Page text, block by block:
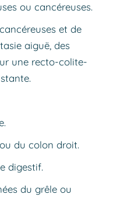
ou cancéreuses.
et de
aiguë, des
une recto-colite-
du colon droit.
digestif.
du grêle ou